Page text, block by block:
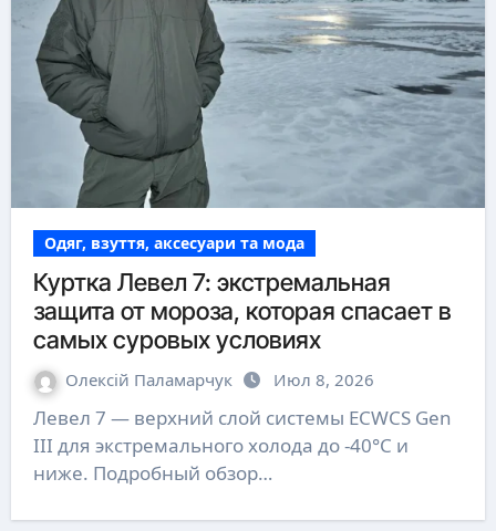
Одяг, взуття, аксесуари та мода
Куртка Левел 7: экстремальная
защита от мороза, которая спасает в
самых суровых условиях
Олексій Паламарчук Июл 8, 2026
Левел 7 — верхний слой системы ECWCS Gen
III для экстремального холода до -40°C и
ниже. Подробный обзор…